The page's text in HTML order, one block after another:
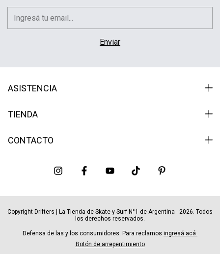
ASISTENCIA
TIENDA
CONTACTO
Copyright Drifters | La Tienda de Skate y Surf N°1 de Argentina - 2026. Todos
los derechos reservados.
Defensa de las y los consumidores. Para reclamos ingresá acá.
Botón de arrepentimiento